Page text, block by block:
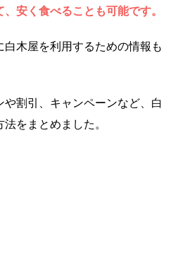
安く食べることも可能です。
白木屋を利用するための情報も
や割引、キャンペーンなど、白
をまとめました。